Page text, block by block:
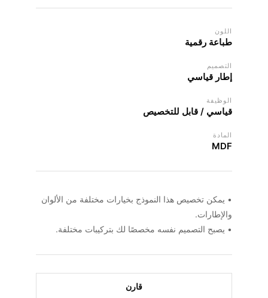
اللون
طباعة رقمية
التصميم
إطار قياسي
الوظيفة
قياسي / قابل للتخصيص
المادة
MDF
• يمكن تخصيص هذا النموذج بخيارات مختلفة من الألوان
والإطارات.
• يصبح التصميم نفسه مخصصًا لك بتركيبات مختلفة.
قارن